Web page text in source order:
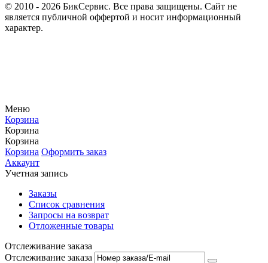
© 2010 - 2026 БикСервис. Все права защищены. Сайт не
является публичной оффертой и носит информационный
характер.
Меню
Корзина
Корзина
Корзина
Корзина Оформить заказ
Аккаунт
Учетная запись
Заказы
Список сравнения
Запросы на возврат
Отложенные товары
Отслеживание заказа
Отслеживание заказа